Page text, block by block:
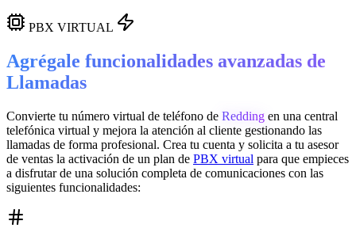
PBX VIRTUAL
Agrégale funcionalidades avanzadas de
Llamadas
Convierte tu número virtual de teléfono de Redding en una central
telefónica virtual y mejora la atención al cliente gestionando las
llamadas de forma profesional. Crea tu cuenta y solicita a tu asesor
de ventas la activación de un plan de PBX virtual para que empieces
a disfrutar de una solución completa de comunicaciones con las
siguientes funcionalidades: